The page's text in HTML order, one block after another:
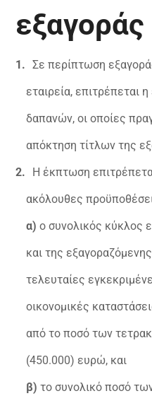
εξαγοράς
Σε περίπτωση
εταιρεία,
δαπανών, οι οποίες
απόκτηση τίτλων της
Η έκπτωση
ακόλουθες
α) ο συνολικός κύκλος
και της
τελευταίες
οικονομικές
από το ποσό των
(450.000) ευρώ, και
β) το συνολικό ποσό